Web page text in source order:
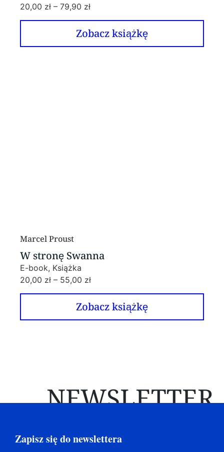
20,00 zł – 79,90 zł
Zobacz książkę
Marcel Proust
W stronę Swanna
E-book, Książka
20,00 zł – 55,00 zł
Zobacz książkę
NEWSLETTER
Zapisz się do newslettera